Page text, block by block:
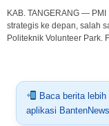
KAB. TANGERANG —
strategis ke depan, salah
Politeknik Volunteer Park.
Baca berita
aplikasi